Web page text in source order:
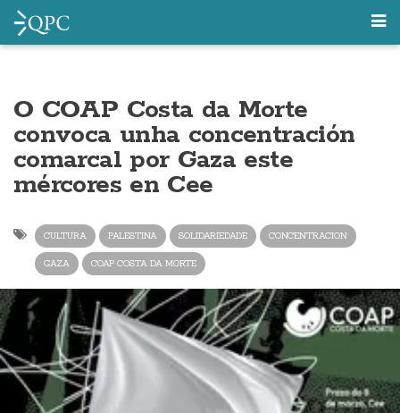
O COAP Costa da Morte
convoca unha concentración
comarcal por Gaza este
mércores en Cee
CULTURA PALESTINA SOLIDARIEDADE CONCENTRACION
GAZA COAP COSTA DA MORTE